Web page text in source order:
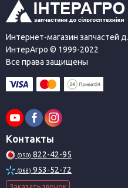
Интернет-магазин запчастей
ИнтерАгро © 1999-2022
Все права защищены
Контакты
(050) 822-42-95
(068) 953-52-72